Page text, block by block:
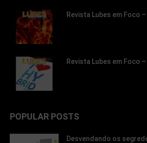
Revista Lubes em Foco
Revista Lubes em Foco
POPULAR POSTS
Desvendando os